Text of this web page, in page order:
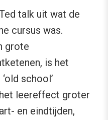
talk uit wat de
cursus was.
grote
is het
school’
leereffect groter
en eindtijden,